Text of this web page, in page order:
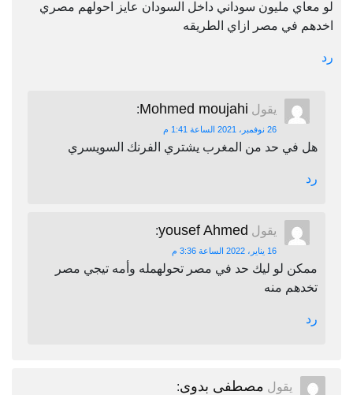
لو معاي مليون سوداني داخل السودان عايز احولهم مصري
اخدهم في مصر ازاي الطريقه
رد
يقول Mohmed moujahi
:
26 نوفمبر، 2021 الساعة 1:41 م
هل في حد من المغرب يشتري الفرنك السويسري
رد
يقول yousef Ahmed
:
16 يناير، 2022 الساعة 3:36 م
ممكن لو ليك حد في مصر تحولهمله وأمه تيجي مصر
تخدهم منه
رد
يقول مصطفى بدوى: